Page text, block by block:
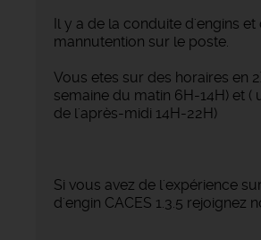
Il y a de la conduite d'engins et
mannutention sur le poste.
Vous etes sur des horaires en
semaine du matin 6H-14H) et (
de l'après-midi 14H-22H)
Si vous avez de l'expérience
d'engin CACES 1.3.5 rejoignez